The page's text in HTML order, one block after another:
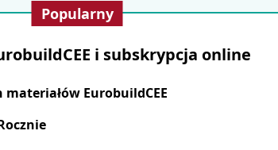
Popularny
i subskrypcja online
EurobuildCEE